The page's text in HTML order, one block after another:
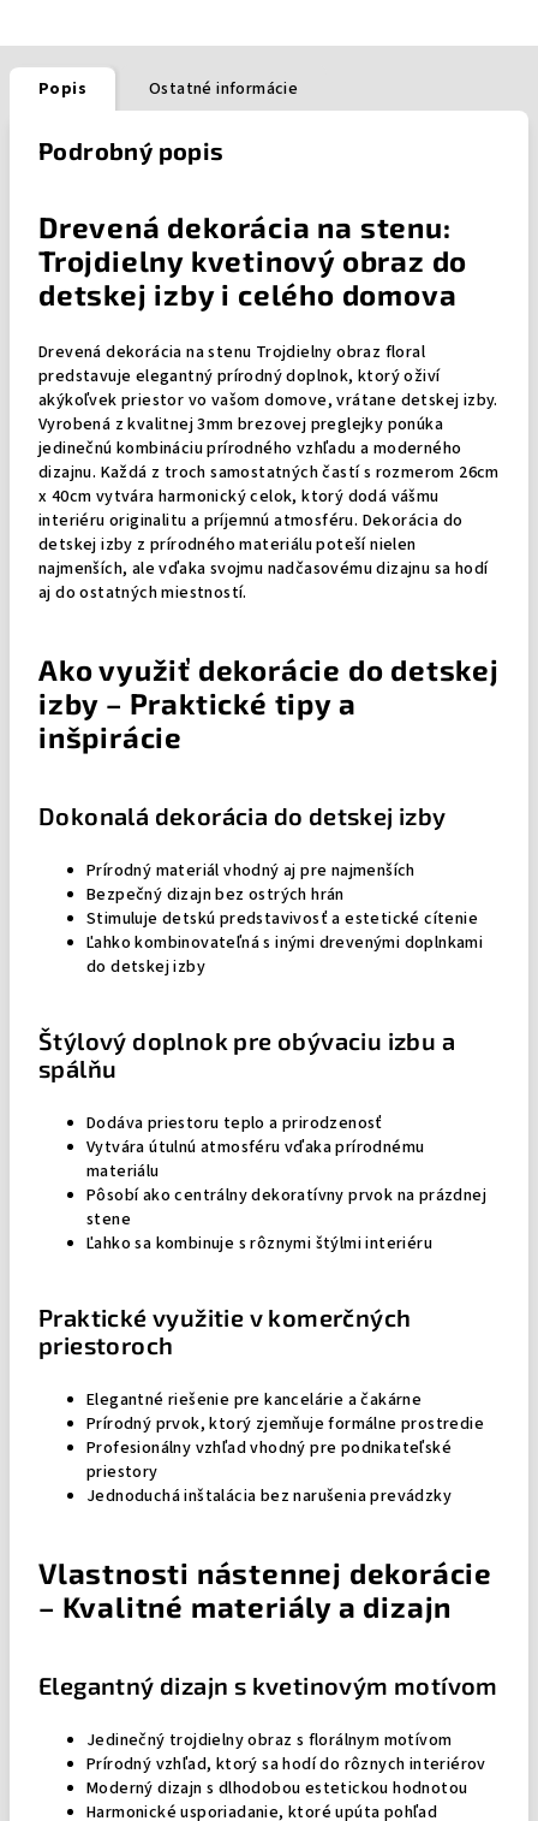
Popis Ostatné informácie
Podrobný popis
Drevená dekorácia na stenu:
Trojdielny kvetinový obraz do
detskej izby i celého domova
Drevená dekorácia na stenu Trojdielny obraz floral
predstavuje elegantný prírodný doplnok, ktorý oživí
akýkoľvek priestor vo vašom domove, vrátane detskej izby.
Vyrobená z kvalitnej 3mm brezovej preglejky ponúka
jedinečnú kombináciu prírodného vzhľadu a moderného
dizajnu. Každá z troch samostatných častí s rozmerom 26cm
x 40cm vytvára harmonický celok, ktorý dodá vášmu
interiéru originalitu a príjemnú atmosféru. Dekorácia do
detskej izby z prírodného materiálu poteší nielen
najmenších, ale vďaka svojmu nadčasovému dizajnu sa hodí
aj do ostatných miestností.
Ako využiť dekorácie do detskej
izby – Praktické tipy a
inšpirácie
Dokonalá dekorácia do detskej izby
Prírodný materiál vhodný aj pre najmenších
Bezpečný dizajn bez ostrých hrán
Stimuluje detskú predstavivosť a estetické cítenie
Ľahko kombinovateľná s inými drevenými doplnkami
do detskej izby
Štýlový doplnok pre obývaciu izbu a
spálňu
Dodáva priestoru teplo a prirodzenosť
Vytvára útulnú atmosféru vďaka prírodnému
materiálu
Pôsobí ako centrálny dekoratívny prvok na prázdnej
stene
Ľahko sa kombinuje s rôznymi štýlmi interiéru
Praktické využitie v komerčných
priestoroch
Elegantné riešenie pre kancelárie a čakárne
Prírodný prvok, ktorý zjemňuje formálne prostredie
Profesionálny vzhľad vhodný pre podnikateľské
priestory
Jednoduchá inštalácia bez narušenia prevádzky
Vlastnosti nástennej dekorácie
– Kvalitné materiály a dizajn
Elegantný dizajn s kvetinovým motívom
Jedinečný trojdielny obraz s florálnym motívom
Prírodný vzhľad, ktorý sa hodí do rôznych interiérov
Moderný dizajn s dlhodobou estetickou hodnotou
Harmonické usporiadanie, ktoré upúta pohľad